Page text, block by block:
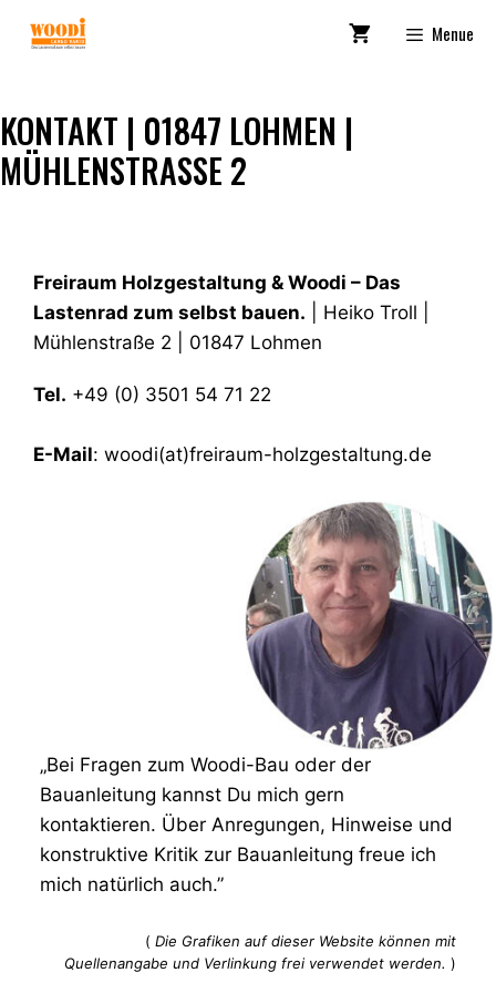
Inhalt
Menue
KONTAKT | 01847 LOHMEN |
MÜHLENSTRASSE 2
Freiraum Holzgestaltung & Woodi – Das
Lastenrad zum selbst bauen. | Heiko Troll |
Mühlenstraße 2 | 01847 Lohmen
Tel. +49 (0) 3501 54 71 22
E-Mail: woodi(at)freiraum-holzgestaltung.de
„Bei Fragen zum Woodi-Bau oder der
Bauanleitung kannst Du mich gern
kontaktieren. Über Anregungen, Hinweise und
konstruktive Kritik zur Bauanleitung freue ich
mich natürlich auch.”
(Die Grafiken auf dieser Website können mit
Quellenangabe und Verlinkung frei verwendet werden. )